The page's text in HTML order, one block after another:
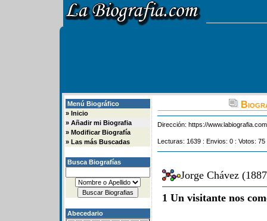
Menú Biográfico
» Inicio
» Añadir mi Biografia
» Modificar Biografía
» Las más Buscadas
Busca Biografías
Abecedario
Dirección: https://
Lecturas: 1639 : Envios: 0 : Votos:
Jorge Chávez
1 Un visitante nos